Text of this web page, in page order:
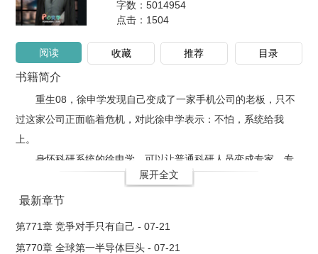
字数：5014954
点击： 1504
阅读 收藏 推荐 目录
书籍简介
重生08，徐申学发现自己变成了一家手机公司的老板，只不
过这家公司正面临着危机，对此徐申学表示：不怕，系统给我
上。
身怀科研系统的徐申学，可以让普通科研人员变成专家，专
研发芯片很难？..
展开全文
最新章节
第771章 竞爭对手只有自己 - 07-21
第770章 全球第一半导体巨头 - 07-21